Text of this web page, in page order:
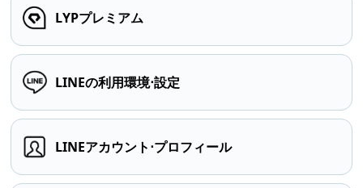
LYPプレミアム
LINEの利用環境⋅設定
LINEアカウント⋅プロフィール